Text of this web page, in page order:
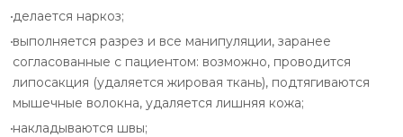
делается наркоз;
выполняется разрез и все манипуляции, заранее
согласованные с пациентом: возможно, проводится
липосакция (удаляется жировая ткань), подтягиваются
мышечные волокна, удаляется лишняя кожа;
накладываются швы;